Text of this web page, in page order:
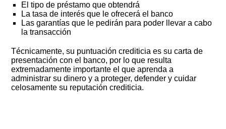
El tipo de préstamo que obtendrá
La tasa de interés que le ofrecerá el banco
Las garantías que le pedirán para poder llevar a cabo
la transacción
Técnicamente, su puntuación crediticia es su carta de
presentación con el banco, por lo que resulta
extremadamente importante el que aprenda a
administrar su dinero y a proteger, defender y cuidar
celosamente su reputación crediticia.